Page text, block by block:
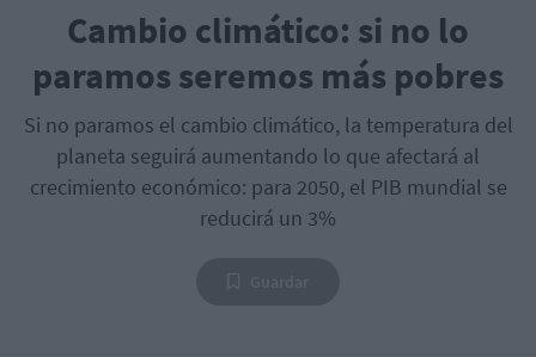
Cambio climático: si no lo
paramos seremos más pobres
Si no paramos el cambio climático, la temperatura del
planeta seguirá aumentando lo que afectará al
crecimiento económico: para 2050, el PIB mundial se
reducirá un 3%